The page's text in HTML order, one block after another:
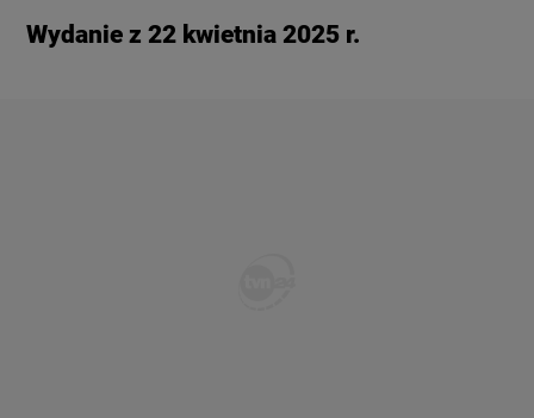
Wydanie z 22 kwietnia 2025 r.